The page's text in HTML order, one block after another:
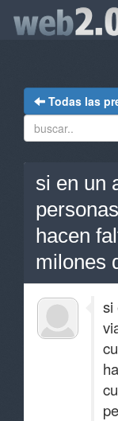
Todas las
si en un
hacen
milones
si